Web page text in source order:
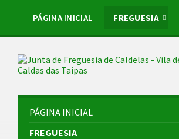
sidebar
sidebar
PÁGINA INICIAL FREGUESIA
PÁGINA INICIAL
FREGUESIA